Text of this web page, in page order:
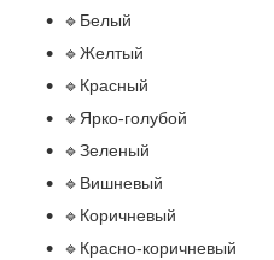
🔹Белый
🔹Желтый
🔹Красный
🔹Ярко-голубой
🔹Зеленый
🔹Вишневый
🔹Коричневый
🔹Красно-коричневый